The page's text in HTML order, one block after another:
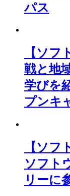
パス
【ソフ
戦と地
学びを
プンキ
【ソフ
ソフト
リーに